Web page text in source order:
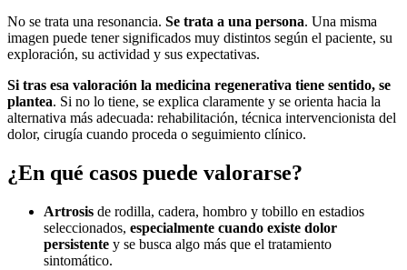
No se trata una resonancia. Se trata a una persona. Una misma
imagen puede tener significados muy distintos según el paciente, su
exploración, su actividad y sus expectativas.
Si tras esa valoración la medicina regenerativa tiene sentido, se
plantea. Si no lo tiene, se explica claramente y se orienta hacia la
alternativa más adecuada: rehabilitación, técnica intervencionista del
dolor, cirugía cuando proceda o seguimiento clínico.
¿En qué casos puede valorarse?
Artrosis de rodilla, cadera, hombro y tobillo en estadios
seleccionados, especialmente cuando existe dolor
persistente y se busca algo más que el tratamiento
sintomático.